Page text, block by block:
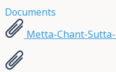
Documents
Metta-Chant-